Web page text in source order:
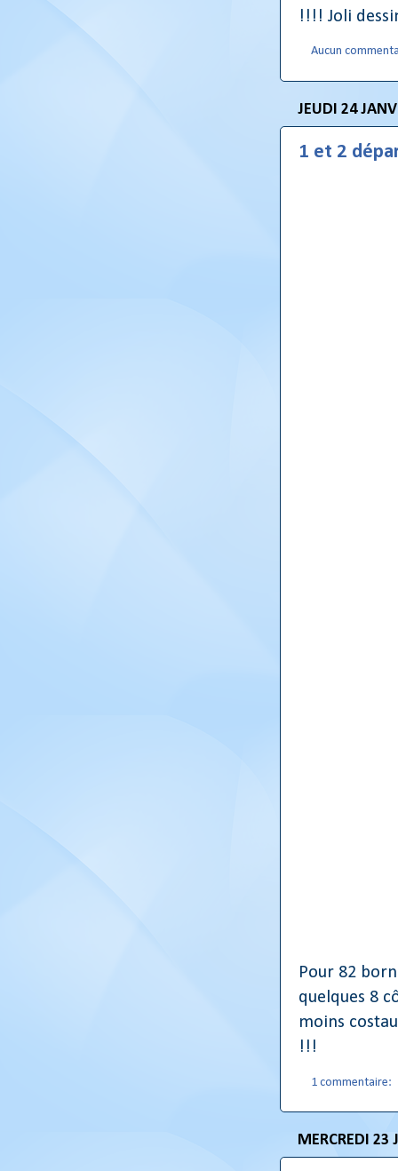
!!!! Joli
Aucun
JEUDI 24
1 et 2
Pour 82
quelques 8
moins
!!!
1 commentaire:
MERCREDI 23